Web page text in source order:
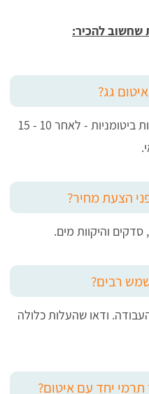
שחשוב להכיר:
גג?
בזיפות - אחת ל-5 - 7 שנים, ביריעות ביטומניות - לאחר 10 - 15
הצעת מחיר?
והיקוות מים.
רבים?
ודאו שהעלות כלולה
יחד עם איטום?